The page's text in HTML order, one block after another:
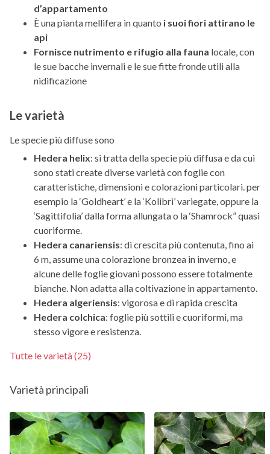
d’appartamento
È una pianta mellifera in quanto i suoi fiori attirano le
api
Fornisce nutrimento e rifugio alla fauna locale, con
le sue bacche invernali e le sue fitte fronde utili alla
nidificazione
Le varietà
Le specie più diffuse sono
Hedera helix: si tratta della specie più diffusa e da cui
sono stati create diverse varietà con foglie con
caratteristiche, dimensioni e colorazioni particolari. per
esempio la ‘Goldheart’ e la ‘Kolibrì’ variegate, oppure la
‘Sagittifolia’ dalla forma allungata o la ‘Shamrock” quasi
cuoriforme.
Hedera canariensis: di crescita più contenuta, fino ai
6 m, assume una colorazione bronzea in inverno, e
alcune delle foglie giovani possono essere totalmente
bianche. Non adatta alla coltivazione in appartamento.
Hedera algeriensis: vigorosa e di rapida crescita
Hedera colchica: foglie più sottili e cuoriformi, ma
stesso vigore e resistenza.
Tutte le varietà (25)
Varietà principali